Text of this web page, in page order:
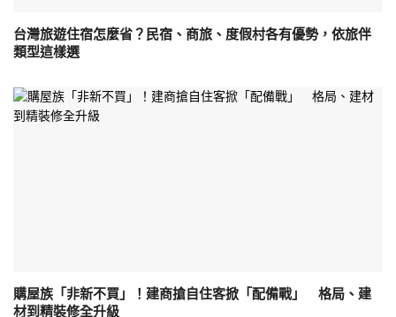
台灣旅遊住宿怎麼省？民宿、商旅、度假村各有優勢，依旅伴
類型這樣選
購屋族「非新不買」！建商搶自住客掀「配備戰」 格局、建
材到精裝修全升級